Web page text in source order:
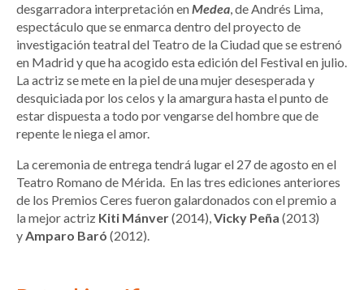
desgarradora interpretación enMedea, de Andrés Lima,
espectáculo que se enmarca dentro del proyecto de
investigación teatral del Teatro de la Ciudad que se estrenó
en Madrid y que ha acogido esta edición del Festival en julio.
La actriz se mete en la piel de una mujer desesperada y
desquiciada por los celos y la amargura hasta el punto de
estar dispuesta a todo por vengarse del hombre que de
repente le niega el amor.
La ceremonia de entrega tendrá lugar el 27 de agosto en el
Teatro Romano de Mérida. En las tres ediciones anteriores
de los Premios Ceres fueron galardonados con el premio a
la mejor actriz Kiti Mánver(2014),Vicky Peña (2013)
yAmparo Baró (2012).